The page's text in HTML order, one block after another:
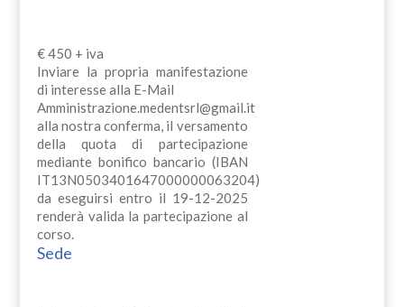
€ 450 + iva
Inviare la propria manifestazione
di interesse alla E-Mail
Amministrazione.medentsrl@gmail.it
alla nostra conferma, il versamento
della quota di partecipazione
mediante bonifico bancario (IBAN
IT13N0503401647000000063204)
da eseguirsi entro il 19-12-2025
renderà valida la partecipazione al
corso.
Sede